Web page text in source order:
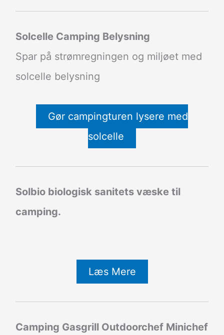
Solcelle Camping Belysning
Spar på strømregningen og miljøet med
solcelle belysning
Gør campingturen lysere med
solcelle
Solbio biologisk sanitets væske til
camping.
Læs Mere
Camping Gasgrill Outdoorchef Minichef